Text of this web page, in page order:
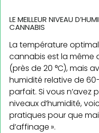
LE MEILLEUR NIVEAU
CANNABIS
La température
cannabis est la même
(près de 20 °C), mais
humidité relative de
parfait. Si vous n’avez
niveaux d’humidité,
pratiques pour que
d’affinage ».